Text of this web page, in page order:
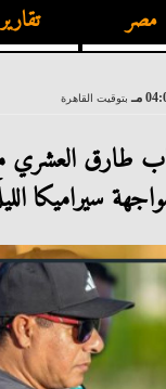
مصر تقارير
مـ بتوقيت القاهرة
العشري
سيراميكا